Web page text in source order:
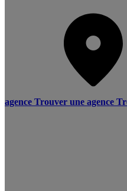
agence Trouver une agence